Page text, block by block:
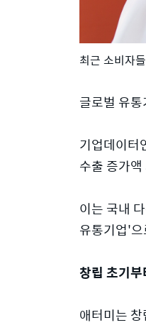
최근 소비자
글로벌 유
기업데이터
수출 증가
이는 국내
유통기업'
창립 초기
애터미는